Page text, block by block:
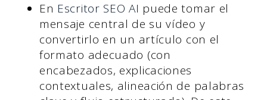
En Escritor SEO AI puede tomar el
mensaje central de su vídeo y
convertirlo en un artículo con el
formato adecuado (con
encabezados, explicaciones
contextuales, alineación de palabras